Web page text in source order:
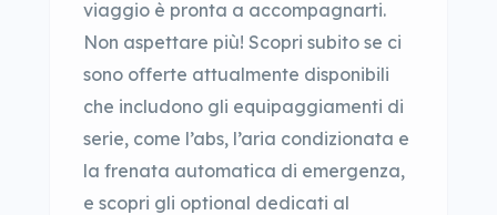
viaggio è pronta a accompagnarti.
Non aspettare più! Scopri subito se ci
sono offerte attualmente disponibili
che includono gli equipaggiamenti di
serie, come l’abs, l’aria condizionata e
la frenata automatica di emergenza,
e scopri gli optional dedicati al